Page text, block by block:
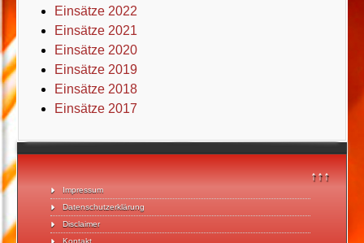
↑↑↑
Impressum
Datenschutzerklärung
Disclaimer
Kontakt
Einsätze 2022
Einsätze 2021
Einsätze 2020
Einsätze 2019
Einsätze 2018
Einsätze 2017